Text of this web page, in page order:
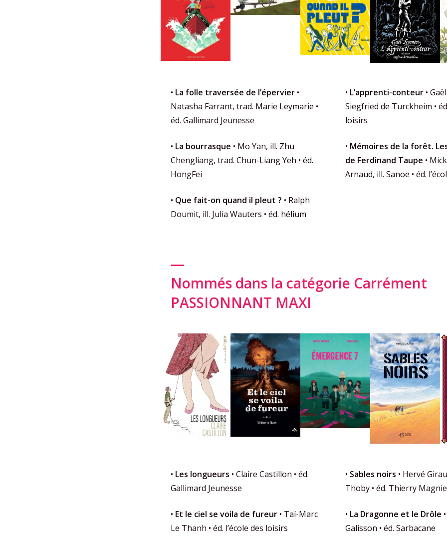
• La folle traversée de l’épervier •
Natasha Farrant, trad. Marie Leymarie •
éd. Gallimard Jeunesse
• La bourrasque • Mo Yan, ill. Zhu
Chengliang, trad. Chun-Liang Yeh • éd.
HongFei
• Que fait-on quand il pleut ? • Ralph
Doumit, ill. Julia Wauters • éd. hélium
• L’apprenti-conteur •
Siegfried de Turckheim •
loisirs
• Mémoires de la forêt.
de Ferdinand Taupe •
Arnaud, ill. Sanoe • éd.
—
Nommés dans la catégorie Carrément
PASSIONNANT MAXI
• Les longueurs • Claire Castillon • éd.
Gallimard Jeunesse
• Et le ciel se voila de fureur • Taï-Marc
Le Thanh • éd. l’école des loisirs
• Sables noirs • Hervé
Thoby • éd. Thierry
• La Dragonne et le Drôle
Galisson • éd. Sarbacane